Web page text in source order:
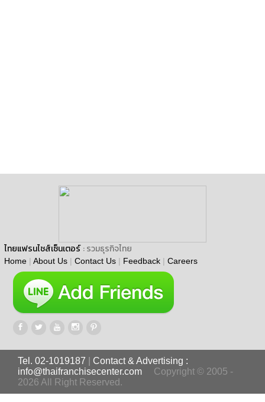
ไทยแฟรนไชส์เซ็นเตอร์ : รวมธุรกิจไทย
Home | About Us | Contact Us | Feedback | Careers
Tel. 02-1019187
Contact & Advertising :
info@thaifranchisecenter.com
Copyright © 2005 -
2026 All Right Reserved.